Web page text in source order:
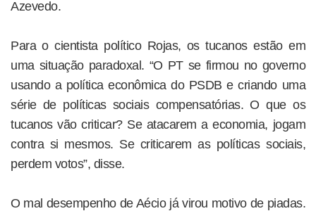
Azevedo.
Para o cientista político Rojas, os tucanos estão em
uma situação paradoxal. “O PT se firmou no governo
usando a política econômica do PSDB e criando uma
série de políticas sociais compensatórias. O que os
tucanos vão criticar? Se atacarem a economia, jogam
contra si mesmos. Se criticarem as políticas sociais,
perdem votos”, disse.
O mal desempenho de Aécio já virou motivo de piadas.